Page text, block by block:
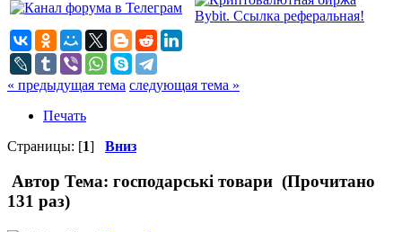
« предыдущая тема следующая тема »
Печать
Страницы: [1] Вниз
Автор Тема: господарські товари (Прочитано
131 раз)